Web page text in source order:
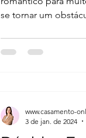
se tornar um
www.casamento-
3 de jan. de 2024